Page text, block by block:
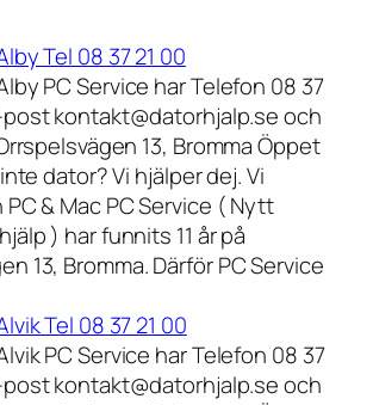
Tel 08 37 21 00
PC Service har Telefon 08 37
post kontakt@datorhjalp.se och
13, Bromma Öppet
dator? Vi hjälper dej. Vi
& Mac PC Service ( Nytt
) har funnits 11 år på
13, Bromma. Därför PC Service
Tel 08 37 21 00
PC Service har Telefon 08 37
post kontakt@datorhjalp.se och